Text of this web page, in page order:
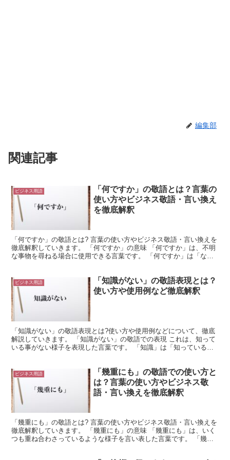
編集部
関連記事
ビジネス用語
「何ですか」の敬語とは？言葉の
使い方やビジネス敬語・言い換え
を徹底解釈
「何ですか」の敬語とは? 言葉の使い方やビジネス敬語・言い換えを
徹底解釈していきます。 「何ですか」の意味 「何ですか」は、不明
な事物を尋ねる場合に使用できる言葉です。 「何ですか」は「なに
ビジネス用語
「知識がない」の敬語表現とは？
使い方や使用例など徹底解釈
「知識がない」の敬語表現とは?使い方や使用例などについて、徹底
解説していきます。 「知識がない」の敬語での表現 これは、知って
いる事がない様子を表現した言葉です。 「知識」は「知っているこ
ビジネス用語
「幾重にも」の敬語での使い方と
は？言葉の使い方やビジネス敬
語・言い換えを徹底解釈
「幾重にも」の敬語とは? 言葉の使い方やビジネス敬語・言い換えを
徹底解釈していきます。 「幾重にも」の意味 「幾重にも」は、いく
つも重ね合わさっているような様子を言い表した言葉です。 「幾